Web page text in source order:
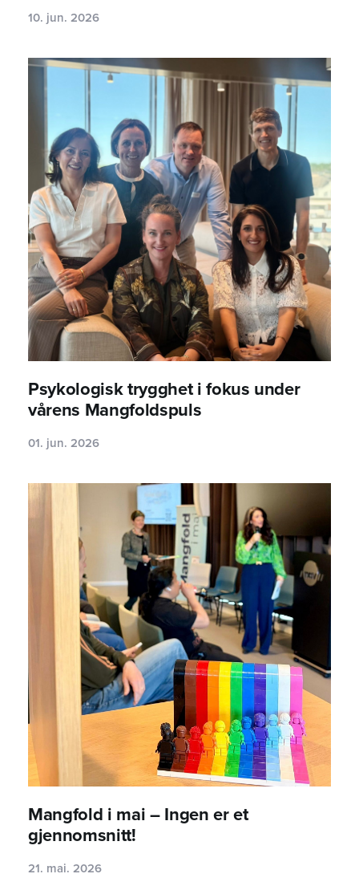
10. jun. 2026
Psykologisk trygghet i fokus under
vårens Mangfoldspuls
01. jun. 2026
Mangfold i mai – Ingen er et
gjennomsnitt!
21. mai. 2026